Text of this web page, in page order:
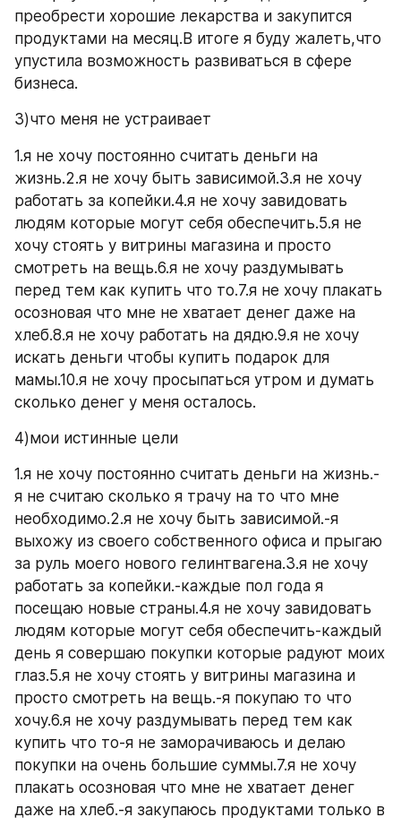
преобрести хорошие лекарства и закупится
продуктами на месяц.В итоге я буду жалеть,что
упустила возможность развиваться в сфере
бизнеса.
3)что меня не устраивает
1.я не хочу постоянно считать деньги на
жизнь.2.я не хочу быть зависимой.3.я не хочу
работать за копейки.4.я не хочу завидовать
людям которые могут себя обеспечить.5.я не
хочу стоять у витрины магазина и просто
смотреть на вещь.6.я не хочу раздумывать
перед тем как купить что то.7.я не хочу плакать
осозновая что мне не хватает денег даже на
хлеб.8.я не хочу работать на дядю.9.я не хочу
искать деньги чтобы купить подарок для
мамы.10.я не хочу просыпаться утром и думать
сколько денег у меня осталось.
4)мои истинные цели
1.я не хочу постоянно считать деньги на жизнь.-
я не считаю сколько я трачу на то что мне
необходимо.2.я не хочу быть зависимой.-я
выхожу из своего собственного офиса и прыгаю
за руль моего нового гелинтвагена.3.я не хочу
работать за копейки.-каждые пол года я
посещаю новые страны.4.я не хочу завидовать
людям которые могут себя обеспечить-каждый
день я совершаю покупки которые радуют моих
глаз.5.я не хочу стоять у витрины магазина и
просто смотреть на вещь.-я покупаю то что
хочу.6.я не хочу раздумывать перед тем как
купить что то-я не заморачиваюсь и делаю
покупки на очень большие суммы.7.я не хочу
плакать осозновая что мне не хватает денег
даже на хлеб.-я закупаюсь продуктами только в